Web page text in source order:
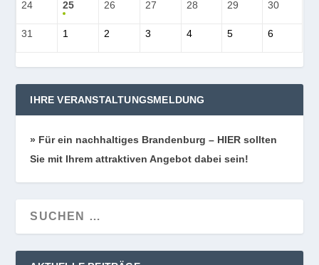
24 25 26 27 28 29 30
31 1 2 3 4 5 6
IHRE VERANSTALTUNGSMELDUNG
» Für ein nach­hal­ti­ges Bran­den­burg – HIER soll­ten
Sie mit Ihrem attrak­ti­ven Ange­bot dabei sein!